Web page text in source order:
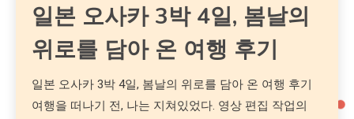
일본 오사카 3박 4일, 봄날의
위로를 담아 온 여행 후기
일본 오사카 3박 4일, 봄날의 위로를 담아 온 여행 후기
여행을 떠나기 전, 나는 지쳐있었다. 영상 편집 작업의